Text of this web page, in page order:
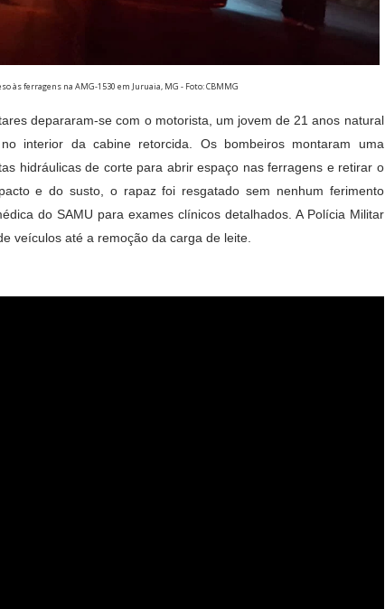
às ferragens na AMG-1530 em Juruaia, MG - Foto: CBMMG
depararam-se com o motorista, um jovem de 21 anos natural
interior da cabine retorcida. Os bombeiros montaram uma
hidráulicas de corte para abrir espaço nas ferragens e retirar o
e do susto, o rapaz foi resgatado sem nenhum ferimento
do SAMU para exames clínicos detalhados. A Polícia Militar
veículos até a remoção da carga de leite.